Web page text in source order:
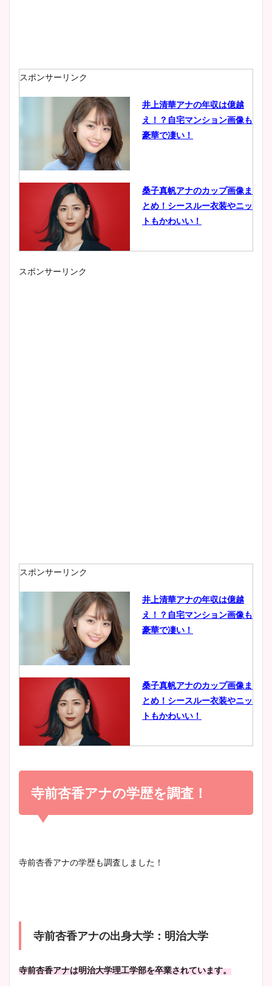
スポンサーリンク
井上清華アナの年収は億越
え！？自宅マンション画像も
豪華で凄い！
桑子真帆アナのカップ画像ま
とめ！シースルー衣装やニッ
トもかわいい！
肉も凄い！
鈴木唯の太ってた時の体重が
ヤバすぎww原因や痩せたダ
豊島実季アナのカップ画像ま
とめ！美脚や水着姿に年齢も
宇賀神メグアナのニット画像
スポンサーリンク
スポンサーリンク
井上清華アナの年収は億越
え！？自宅マンション画像も
豪華で凄い！
桑子真帆アナのカップ画像ま
とめ！シースルー衣装やニッ
トもかわいい！
小室瑛莉子のカップ画像まと
め！足が美脚でニット衣装も
かわいい！
清水麻椰アナのかわいい画
大家彩香アナのかわいいカッ
wikiプロフも！
寺前杏香アナの学歴を調査！
寺前杏香アナの学歴も調査しました！
寺前杏香アナの出身大学：明治大学
寺前杏香アナは明治大学理工学部を卒業されています。